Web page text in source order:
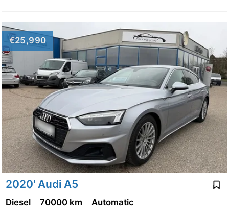
€25,990
2020' Audi A5
Diesel 70000 km Automatic